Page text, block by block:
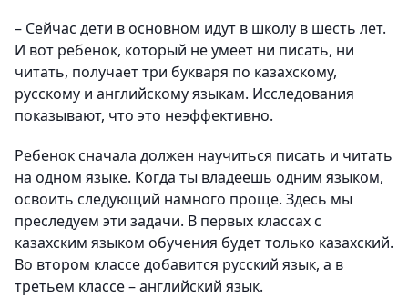
– Сейчас дети в основном идут в школу в шесть лет.
И вот ребенок, который не умеет ни писать, ни
читать, получает три букваря по казахскому,
русскому и английскому языкам. Исследования
показывают, что это неэффективно.
Ребенок сначала должен научиться писать и читать
на одном языке. Когда ты владеешь одним языком,
освоить следующий намного проще. Здесь мы
преследуем эти задачи. В первых классах с
казахским языком обучения будет только казахский.
Во втором классе добавится русский язык, а в
третьем классе – английский язык.